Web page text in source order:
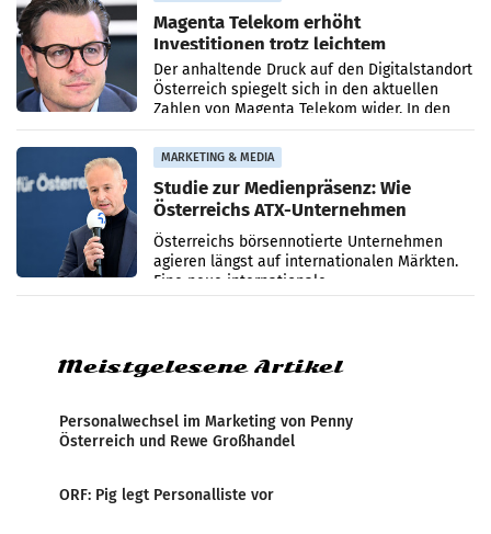
Magenta Telekom erhöht
Investitionen trotz leichtem
Umsatzrückgang
Der anhaltende Druck auf den Digitalstandort
Österreich spiegelt sich in den aktuellen
Zahlen von Magenta Telekom wider. In den
ersten sechs Monaten des laufenden Jahres
verzeichnete
MARKETING & MEDIA
Studie zur Medienpräsenz: Wie
Österreichs ATX-Unternehmen
international wahrgenommen
werden
Österreichs börsennotierte Unternehmen
agieren längst auf internationalen Märkten.
Eine neue internationale
Medienresonanzanalyse untersucht die
Meistgelesene Artikel
Personalwechsel im Marketing von Penny
Österreich und Rewe Großhandel
ORF: Pig legt Personalliste vor